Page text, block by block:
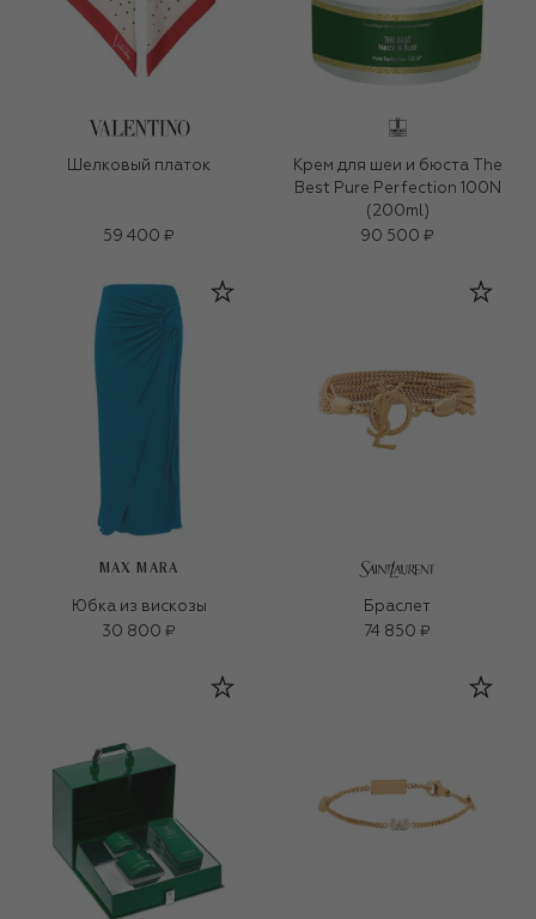
Шелковый платок
59 400 ₽
Крем для шеи и бюста The
Best Pure Perfection 100N
(200ml)
90 500 ₽
MAX MARA
Юбка из вискозы
30 800 ₽
Браслет
74 850 ₽